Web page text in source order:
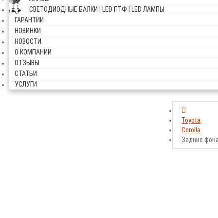
СВЕТОДИОДНЫЕ БАЛКИ | LED ПТФ | LED ЛАМПЫ
ГАРАНТИИ
НОВИНКИ
НОВОСТИ
О КОМПАНИИ
ОТЗЫВЫ
СТАТЬИ
УСЛУГИ
Toyota
Corolla
Задние